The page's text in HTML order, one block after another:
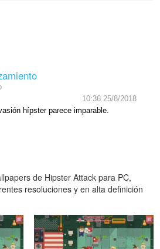
10:36 25/8/2018
hípster parece imparable.
de Hipster Attack para PC,
resoluciones y en alta definición